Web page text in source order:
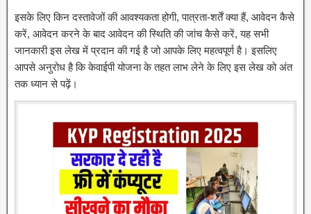
इसके लिए किन दस्तावेजों की आवश्यकता होगी, पात्रता-शर्तें क्या हैं, आवेदन कैसे
करें, आवेदन करने के बाद आवेदन की स्थिति की जांच कैसे करें, यह सभी
जानकारी इस लेख में प्रदान की गई है जो आपके लिए महत्वपूर्ण है। इसलिए
आपसे अनुरोध है कि केवाईपी योजना के तहत लाभ लेने के लिए इस लेख को अंत
तक ध्यान से पढ़ें।